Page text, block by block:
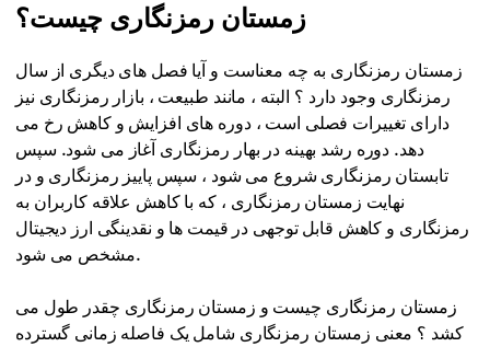
زمستان رمزنگاری چیست؟
زمستان رمزنگاری به چه معناست و آیا فصل های دیگری از سال
رمزنگاری وجود دارد ؟ البته ، مانند طبیعت ، بازار رمزنگاری نیز
دارای تغییرات فصلی است ، دوره های افزایش و کاهش رخ می
دهد. دوره رشد بهینه در بهار رمزنگاری آغاز می شود. سپس
تابستان رمزنگاری شروع می شود ، سپس پاییز رمزنگاری و در
نهایت زمستان رمزنگاری ، که با کاهش علاقه کاربران به
رمزنگاری و کاهش قابل توجهی در قیمت ها و نقدینگی ارز دیجیتال
مشخص می شود.
زمستان رمزنگاری چیست و زمستان رمزنگاری چقدر طول می
کشد ؟ معنی زمستان رمزنگاری شامل یک فاصله زمانی گسترده